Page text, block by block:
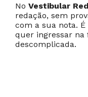
No Vestibular
redação, sem
com a sua nota.
quer ingressar
descomplicada.